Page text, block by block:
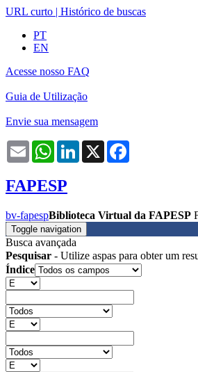
URL curto | Histórico de buscas
PT
EN
Acesse nosso FAQ
Guia de Utilização
Envie sua mensagem
Email WhatsAppLinkedIn
X
FAPESP
bv-fapespBiblioteca Virtual da FAPESP
Toggle navigation
Busca avançada
Pesquisar - Utilize aspas para obter um
Índice